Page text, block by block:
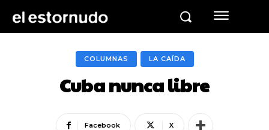
COLUMNAS LA CAÍDA
Cuba nunca libre
Facebook X